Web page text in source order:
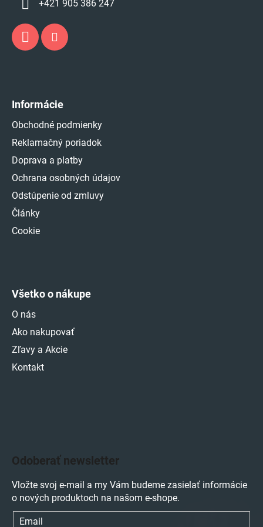
+421 905 386 247
Informácie
Obchodné podmienky
Reklamačný poriadok
Doprava a platby
Ochrana osobných údajov
Odstúpenie od zmluvy
Články
Cookie
Všetko o nákupe
O nás
Ako nakupovať
Zľavy a Akcie
Kontakt
Odoberať newsletter
Vložte svoj e-mail a my Vám budeme zasielať informácie
o nových produktoch na našom e-shope.
Email